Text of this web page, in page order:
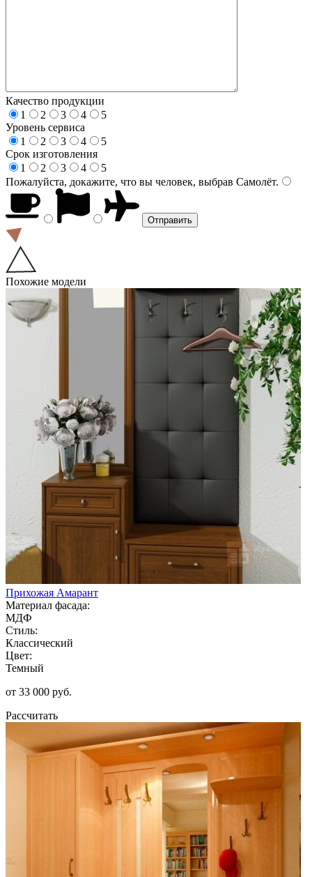
Качество продукции
1
2 3 4
5
Уровень сервиса
1
2 3 4
5
Срок изготовления
1
2 3 4
5
Пожалуйста, докажите, что вы человек, выбрав Самолёт.
Похожие модели
Прихожая Амарант
Материал фасада:
МДФ
Стиль:
Классический
Цвет:
Темный
от 33 000 руб.
Рассчитать